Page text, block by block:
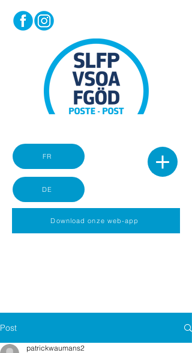
DE
FR
Download onze web-app
Post
patrickwaumans2